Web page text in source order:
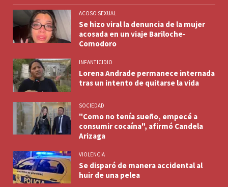
ACOSO SEXUAL
Se hizo viral la denuncia de la mujer
acosada en un viaje Bariloche-
Comodoro
INFANTICIDIO
Lorena Andrade permanece internada
tras un intento de quitarse la vida
SOCIEDAD
"Como no tenía sueño, empecé a
consumir cocaína", afirmó Candela
Arizaga
VIOLENCIA
Se disparó de manera accidental al
huir de una pelea